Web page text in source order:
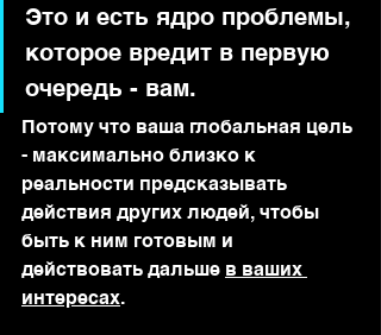
Это и есть ядро проблемы,
которое вредит в первую
очередь - вам.
Потому что ваша глобальная цель
- максимально близко к
реальности предсказывать
действия других людей, чтобы
быть к ним готовым и
действовать дальше в ваших
интересах.